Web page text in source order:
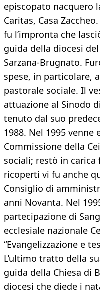
episcopato nacquero
Caritas, Casa
fu l’impronta che
guida della diocesi
Sarzana-Brugnato.
spese, in particolare,
pastorale sociale. Il
attuazione al Sinodo
tenuto dal suo
1988. Nel 1995
Commissione della
sociali; restò in carica
ricoperti vi fu anche
Consiglio di
anni Novanta. Nel
partecipazione di
ecclesiale nazionale
“Evangelizzazione e
L’ultimo tratto della
guida della Chiesa di
diocesi che diede i